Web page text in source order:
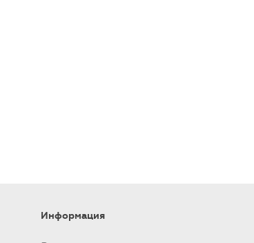
Информация